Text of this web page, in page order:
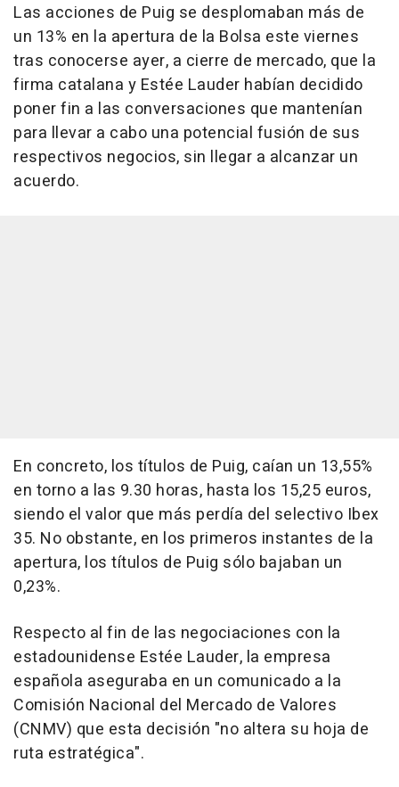
Las acciones de Puig se desplomaban más de
un 13% en la apertura de la Bolsa este viernes
tras conocerse ayer, a cierre de mercado, que la
firma catalana y Estée Lauder habían decidido
poner fin a las conversaciones que mantenían
para llevar a cabo una potencial fusión de sus
respectivos negocios, sin llegar a alcanzar un
acuerdo.
En concreto, los títulos de Puig, caían un 13,55%
en torno a las 9.30 horas, hasta los 15,25 euros,
siendo el valor que más perdía del selectivo Ibex
35. No obstante, en los primeros instantes de la
apertura, los títulos de Puig sólo bajaban un
0,23%.
Respecto al fin de las negociaciones con la
estadounidense Estée Lauder, la empresa
española aseguraba en un comunicado a la
Comisión Nacional del Mercado de Valores
(CNMV) que esta decisión "no altera su hoja de
ruta estratégica".